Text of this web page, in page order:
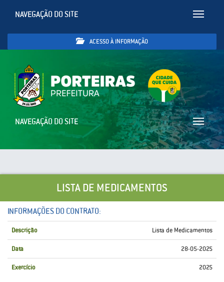
Toggle
NAVEGAÇÃO DO SITE
ACESSO À INFORMAÇÃO
Toggle
NAVEGAÇÃO DO SITE
LISTA DE MEDICAMENTOS
INFORMAÇÕES DO CONTRATO:
Descrição Lista de Medicamentos
Data 28-05-2025
Exercício 2025